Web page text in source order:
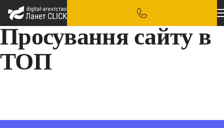
Просування сайту в
ТОП